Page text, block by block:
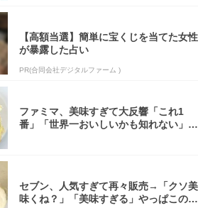
【高額当選】簡単に宝くじを当てた女性
が暴露した占い
PR(合同会社デジタルファーム )
ファミマ、美味すぎて大反響「これ1
番」「世界一おいしいかも知れない」
セブン、人気すぎて再々販売→「クソ美
味くね？」「美味すぎる」やっぱこのク